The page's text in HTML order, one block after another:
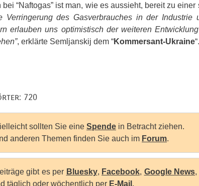
“Naftogas” ist man, wie es aussieht, bereit zu
Verringerung des Gasverbrauches in der Industrie
erlauben uns optimistisch der weiteren
, erklärte Semljanskij dem “Kommersant-Ukraine“.
720
sollten Sie eine Spende in Betracht ziehen.
anderen Themen finden Sie auch im Forum.
gibt es per Bluesky, Facebook, Google News,
täglich oder wöchentlich per E-Mail .